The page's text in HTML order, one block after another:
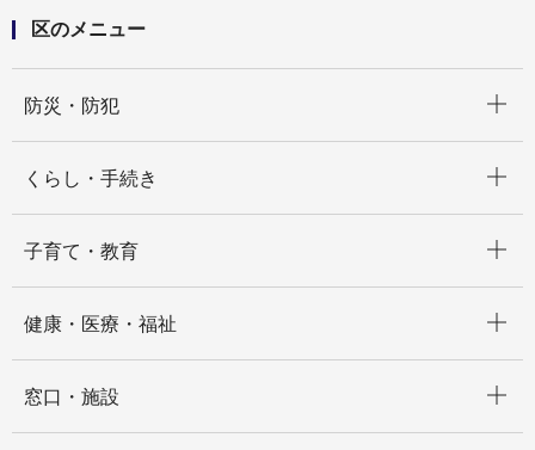
区のメニュー
防災・防犯
くらし・手続き
子育て・教育
健康・医療・福祉
窓口・施設